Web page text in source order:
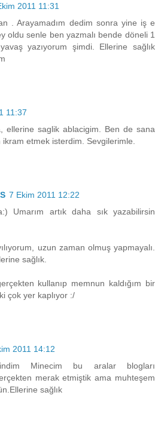
2011 11:31
. Arayamadım dedim sonra yine iş e
oldu senle ben yazmalı bende döneli 1
yazıyorum şimdi. Ellerine sağlık
11:37
ellerine saglik ablacigim. Ben de sana
etmek isterdim. Sevgilerimle.
7 Ekim 2011 12:22
Umarım artık daha sık yazabilirsin
uzun zaman olmuş yapmayalı.
sağlık.
kullanıp memnun kaldığım bir
çok yer kaplıyor :/
2011 14:12
Minecim bu aralar blogları
merak etmiştik ama muhteşem
sağlık